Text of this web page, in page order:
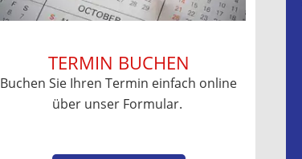
TERMIN BUCHEN
Buchen Sie Ihren Termin einfach online
über unser Formular.